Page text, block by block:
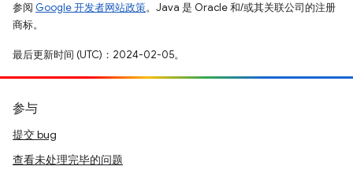
参阅 Google 开发者网站政策。Java 是 Oracle 和/或其关联公司的注册
商标。
最后更新时间 (UTC)：2024-02-05。
参与
提交 bug
查看未处理完毕的问题